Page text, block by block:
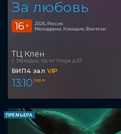
За любовь
16 +
2026, Россия
Мелодрама, Комедия, Фэнтези
ТЦ Клён
г. Находка, пр-кт Мира д.51
ВИП4 зал VIP
13:10 1 100 ₽
ПРЕМЬЕРА